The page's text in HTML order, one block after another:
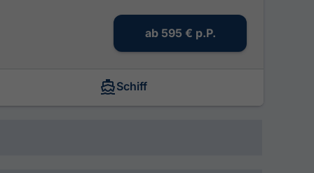
ab 595 € p.P.
Schiff